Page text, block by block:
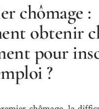
chômage :
obtenir
pour
?